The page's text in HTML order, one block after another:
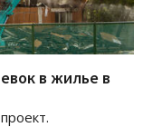
в жилье в